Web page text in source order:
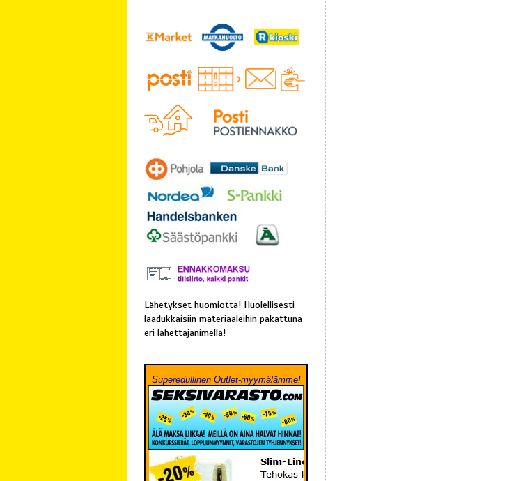
Lähetykset huomiotta! Huolellisesti
laadukkaisiin materiaaleihin pakattuna
eri lähettäjänimellä!
Superedullinen Outlet-myymälämme!